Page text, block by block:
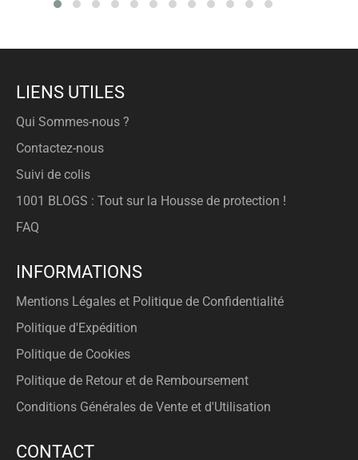
LIENS UTILES
Qui Sommes-nous ?
Contactez-nous
Suivi de colis
1001 BLOGS : Tout sur la Housse de protection !
FAQ
INFORMATIONS
Mentions Légales et Politique de Confidentialité
Politique d'Expédition
Politique de Cookies
Politique de Retour et de Remboursement
Conditions Générales de Vente et d'Utilisation
CONTACT